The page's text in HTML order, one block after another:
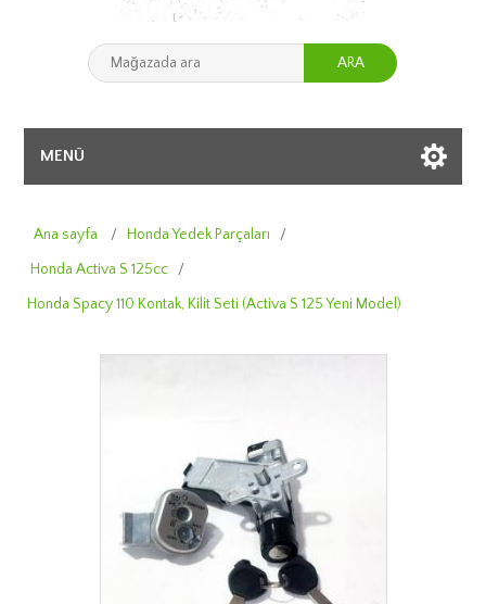
ARA
MENÜ
Ana sayfa / Honda Yedek Parçaları
/
Honda Activa S 125cc
/
Honda Spacy 110 Kontak, Kilit Seti (Activa S 125 Yeni Model)